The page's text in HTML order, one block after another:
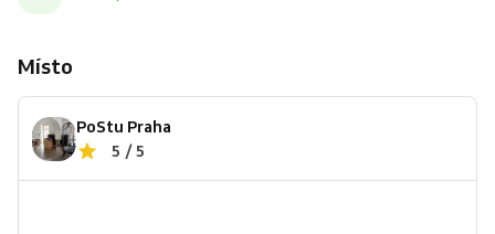
Místo
PoStu Praha
5 / 5